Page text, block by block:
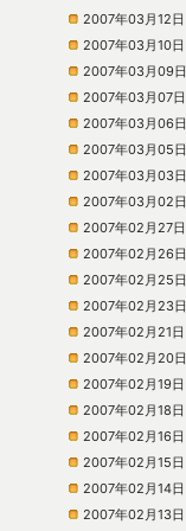
2007年03月12日
2007年03月10日
2007年03月09日
2007年03月07日
2007年03月06日
2007年03月05日
2007年03月03日
2007年03月02日
2007年02月27日
2007年02月26日
2007年02月25日
2007年02月23日
2007年02月21日
2007年02月20日
2007年02月19日
2007年02月18日
2007年02月16日
2007年02月15日
2007年02月14日
2007年02月13日